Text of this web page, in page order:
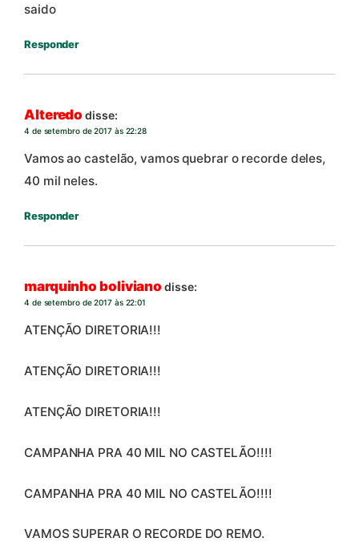
saido
Responder
Alteredo disse:
4 de setembro de 2017 às 22:28
Vamos ao castelão, vamos quebrar o recorde deles,
40 mil neles.
Responder
marquinho boliviano disse:
4 de setembro de 2017 às 22:01
ATENÇÃO DIRETORIA!!!
ATENÇÃO DIRETORIA!!!
ATENÇÃO DIRETORIA!!!
CAMPANHA PRA 40 MIL NO CASTELÃO!!!!
CAMPANHA PRA 40 MIL NO CASTELÃO!!!!
VAMOS SUPERAR O RECORDE DO REMO.